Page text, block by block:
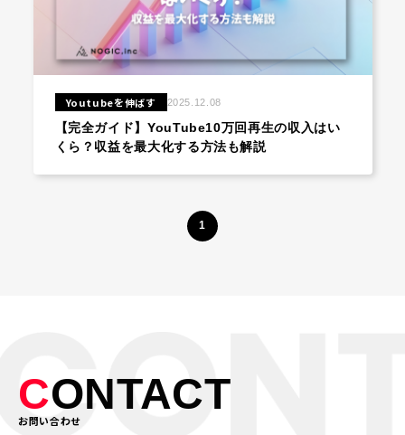
ニュース
COLUMNコラム ▸
RECRUIT採用情報
お問い合わせ
Youtubeを伸ばす 2025.12.08
【完全ガイド】YouTube10万回再生の収入はい
くら？収益を最大化する方法も解説
1
CONTACT
お問い合わせ